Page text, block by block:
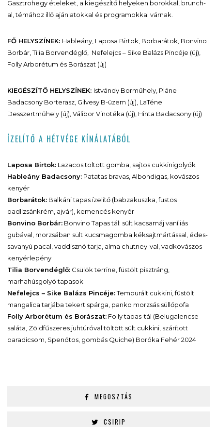
Gasztrohegy ételeket, a kiegészítő helyeken borokkal, brunch-
al, témához illő ajánlatokkal és programokkal várnak.
FŐ HELYSZÍNEK: Hableány, Laposa Birtok, Borbarátok, Bonvino
Borbár, Tilia Borvendéglő, Nefelejcs – Sike Balázs Pincéje (új),
Folly Arborétum és Borászat (új)
KIEGÉSZÍTŐ HELYSZÍNEK: Istvándy Borműhely, Pláne
Badacsony Borterasz, Gilvesy B-üzem (új), LaTéne
Desszertműhely (új), Válibor Vinotéka (új), Hinta Badacsony (új)
ÍZELÍTŐ A HÉTVÉGE KÍNÁLATÁBÓL
Laposa Birtok: Lazacos töltött gomba, sajtos cukkinigolyók
Hableány Badacsony: Patatas bravas, Albondigas, kovászos
kenyér
Borbarátok: Balkáni tapas ízelítő (babzakuszka, füstös
padlizsánkrém, ajvár), kemencés kenyér
Bonvino Borbár: Bonvino Tapas tál: sült kacsamáj vaníliás
gubával, morzsában sült kucsmagomba kéksajtmártással, édes-
savanyú pacal, vaddisznó tarja, alma chutney-val, vadkovászos
kenyérlepény
Tilia Borvendéglő: Csülök terrine, füstölt pisztráng,
marhahúsgolyó tapasok
Nefelejcs – Sike Balázs Pincéje:Tempurált cukkini, füstölt
mangalica tarjába tekert spárga, panko morzsás süllőpofa
Folly Arborétum és Borászat: Folly tapas-tál (Belugalencse
saláta, Zöldfűszeres juhtúróval töltött sült cukkini, szárított
paradicsom, Spenótos, gombás Quiche) Boróka Fehér 2024
MEGOSZTÁS
CSIRIP